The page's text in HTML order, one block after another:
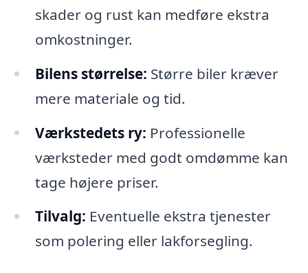
skader og rust kan medføre ekstra
omkostninger.
Bilens størrelse: Større biler kræver
mere materiale og tid.
Værkstedets ry: Professionelle
værksteder med godt omdømme kan
tage højere priser.
Tilvalg: Eventuelle ekstra tjenester
som polering eller lakforsegling.